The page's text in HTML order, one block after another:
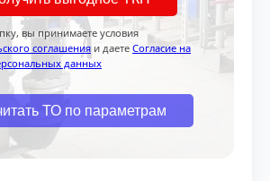
вы принимаете условия
соглашения и даете Согласие на
данных
ТО по параметрам